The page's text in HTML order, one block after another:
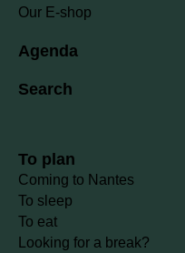
Our E-shop
Agenda
Search
To plan
Coming to Nantes
To sleep
To eat
Looking for a break?